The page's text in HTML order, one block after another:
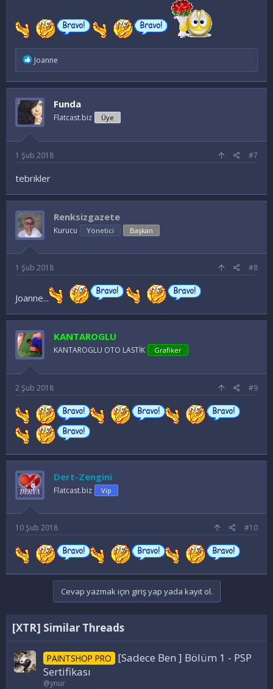
İ
d
e
l
e
r
:
Joanne
Funda
Flatcast.biz Üye
1 Şub 2018 #7
tebrikler
Renksizgazete
Kurucu Yönetici Başkan
1 Şub 2018 #8
Joanne...
KANTAROGLU
KANTAROGLU OTO LASTİK Grafiker
2 Şub 2018 #9
Dert-Zengini
Flatcast.biz Vip
10 Şub 2018 #10
Cevap yazmak için giriş yap yada kayıt ol.
[XTR] Similar Threads
PAINTSHOP PRO
[Sadece Ben ] Bölüm 1 - PSP
Sertifikası
@ynur